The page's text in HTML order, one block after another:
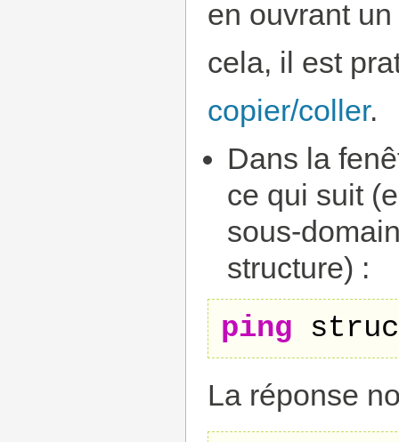
en ouvrant
cela, il est
copier/coller.
Dans la
ce qui suit
sous-
structure) :
ping
La réponse